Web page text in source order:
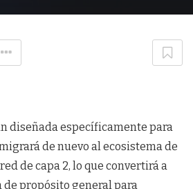
diseñada específicamente para
de nuevo al ecosistema de
de capa 2, lo que convertirá a
de propósito general para